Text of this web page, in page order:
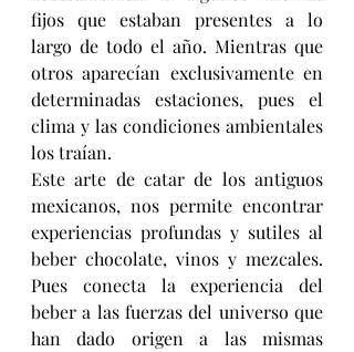
fijos que estaban presentes a lo
largo de todo el año. Mientras que
otros aparecían exclusivamente en
determinadas estaciones, pues el
clima y las condiciones ambientales
los traían.
Este arte de catar de los antiguos
mexicanos, nos permite encontrar
experiencias profundas y sutiles al
beber chocolate, vinos y mezcales.
Pues conecta la experiencia del
beber a las fuerzas del universo que
han dado origen a las mismas